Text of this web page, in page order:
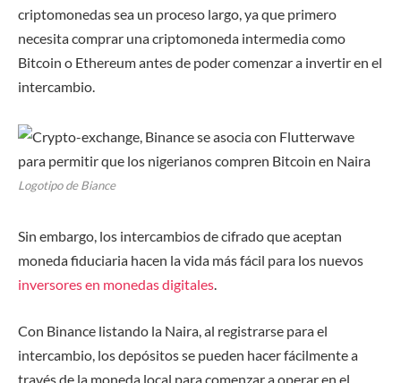
criptomonedas sea un proceso largo, ya que primero
necesita comprar una criptomoneda intermedia como
Bitcoin o Ethereum antes de poder comenzar a invertir en el
intercambio.
Logotipo de Biance
Sin embargo, los intercambios de cifrado que aceptan
moneda fiduciaria hacen la vida más fácil para los nuevos
inversores en monedas digitales.
Con Binance listando la Naira, al registrarse para el
intercambio, los depósitos se pueden hacer fácilmente a
través de la moneda local para comenzar a operar en el